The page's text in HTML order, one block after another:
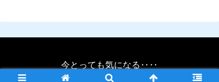
今とっても気になる‥‥
© 2021 今とっても気になる‥‥.